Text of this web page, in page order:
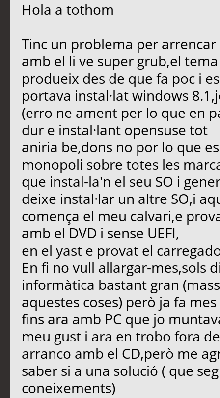
Hola a tothom
Tinc un problema per
amb el li ve super grub,el
produeix des de que fa poc i
portava instal·lat windows
(erro ne ament per lo que en
dur e instal·lant opensuse tot
aniria be,dons no por lo que
monopoli sobre totes les
que instal-la'n el seu SO i
deixe instal·lar un altre SO,i
comença el meu calvari,e
amb el DVD i sense UEFI,
en el yast e provat el
En fi no vull allargar-mes,sols
informàtica bastant gran
aquestes coses) però ja fa
fins ara amb PC que jo
meu gust i ara en trobo fora
arranco amb el CD,però me
saber si a una solució ( que
coneixements)